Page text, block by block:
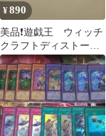
¥890
美品❗遊戯王 ウィッチ
クラフトディストーシ
ョン シークレット
豪華おまけ付き！